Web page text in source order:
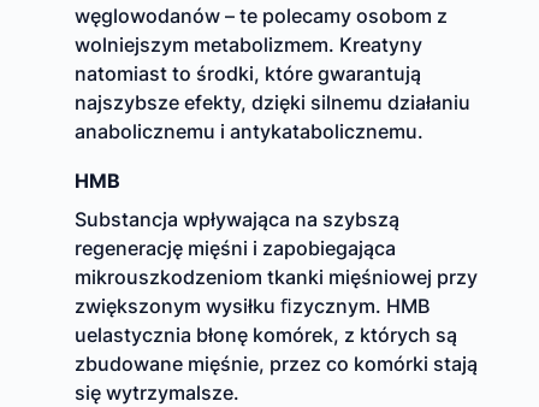
węglowodanów – te polecamy osobom z
wolniejszym metabolizmem. Kreatyny
natomiast to środki, które gwarantują
najszybsze efekty, dzięki silnemu działaniu
anabolicznemu i antykatabolicznemu.
HMB
Substancja wpływająca na szybszą
regenerację mięśni i zapobiegająca
mikrouszkodzeniom tkanki mięśniowej przy
zwiększonym wysiłku ﬁzycznym. HMB
uelastycznia błonę komórek, z których są
zbudowane mięśnie, przez co komórki stają
się wytrzymalsze.